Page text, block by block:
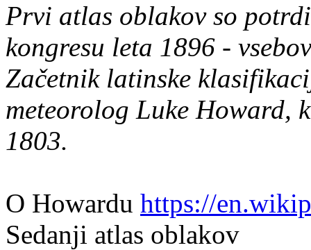
Prvi atlas oblakov so
kongresu leta 1896 -
Začetnik latinske
meteorolog Luke Howard,
1803.
O Howardu https://
Sedanji atlas oblakov